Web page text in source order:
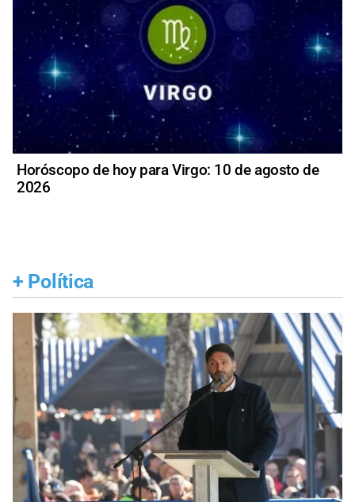
Horóscopo de hoy para Virgo: 10 de agosto de
2026
+ Política